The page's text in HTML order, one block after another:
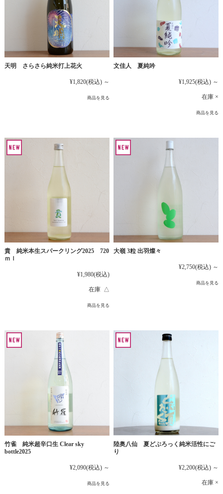
天明 さらさら純米打上花火
¥1,820(税込) ～
商品を見る
文佳人 夏純吟
¥1,925(税込) ～
在庫 ×
商品を見る
貴 純米本生スパークリング2025 720
ｍｌ
¥1,980(税込)
在庫 △
商品を見る
大嶺 3粒 出羽燦々
¥2,750(税込) ～
商品を見る
竹雀 純米超辛口生 Clear sky
bottle2025
¥2,090(税込) ～
商品を見る
陸奥八仙 夏どぶろっく純米活性にご
り
¥2,200(税込) ～
在庫 ×